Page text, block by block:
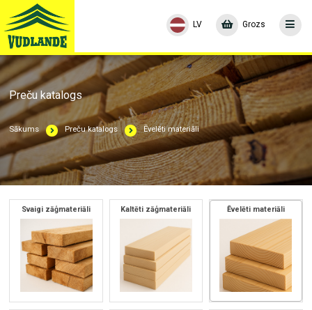
Grozs
LV
Preču katalogs
Sākums Preču katalogs Ēvelēti materiāli
Svaigi zāģmateriāli Kaltēti zāģmateriāli Ēvelēti materiāli